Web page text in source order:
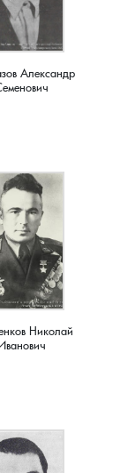
Александр
Николай